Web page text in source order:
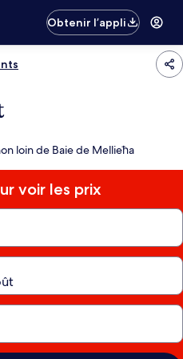
Obtenir l’appli
loin de Baie de Mellieħa
voir les prix